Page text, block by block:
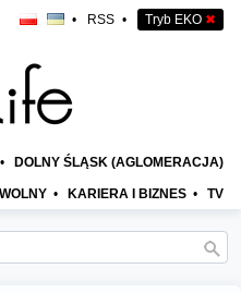
• RSS • Tryb EKO ✖
• DOLNY ŚLĄSK (AGLOMERACJA)
• KARIERA I BIZNES • TV